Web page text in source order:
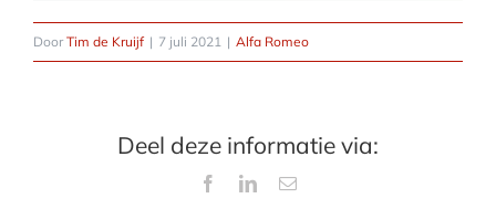
DoorTim de Kruijf | 7 juli 2021 | Alfa Romeo
Deel deze informatie via:
FacebookLinkedIn
E-